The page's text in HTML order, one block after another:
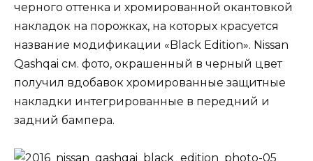
черного оттенка и хромированной окантовкой
накладок на порожках, на которых красуется
название модификации «Black Edition». Nissan
Qashqai см. фото, окрашенный в черный цвет
получил вдобавок хромированные защитные
накладки интегрированные в передний и
задний бампера.